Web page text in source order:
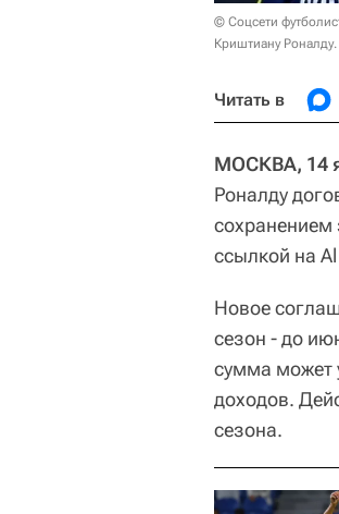
© Соцсети
Криштиану
Читать в
МОСКВА, 14
Роналду
сохранением
ссылкой на
Новое
сезон - до
сумма может
доходов.
сезона.